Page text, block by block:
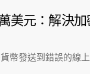
美元：解決
幣發送到錯誤的線